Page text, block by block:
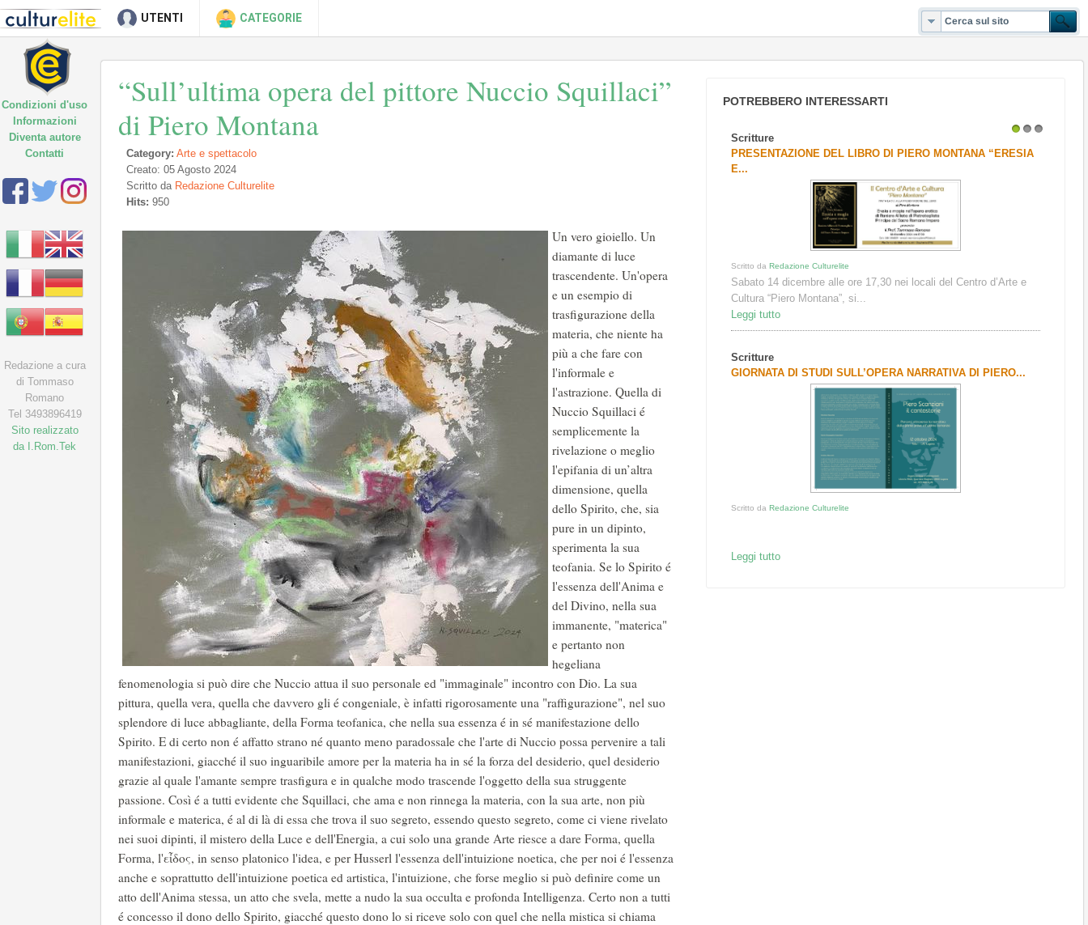
UTENTI CATEGORIE
“Sull’ultima opera del pittore Nuccio Squillaci”
di Piero Montana
Category: Arte e spettacolo
Creato: 05 Agosto 2024
Scritto da Redazione Culturelite
Hits: 950
Un vero gioiello. Un
diamante di luce
trascendente. Un'opera
e un esempio di
trasfigurazione della
materia, che niente ha
più a che fare con
l'informale e
l'astrazione. Quella di
Nuccio Squillaci é
semplicemente la
rivelazione o meglio
l'epifania di un’altra
dimensione, quella
dello Spirito, che, sia
pure in un dipinto,
sperimenta la sua
teofania. Se lo Spirito é
l'essenza dell'Anima e
del Divino, nella sua
immanente, "materica"
e pertanto non
hegeliana
fenomenologia si può dire che Nuccio attua il suo personale ed "immaginale" incontro con Dio. La sua
pittura, quella vera, quella che davvero gli é congeniale, è infatti rigorosamente una "raffigurazione", nel suo
splendore di luce abbagliante, della Forma teofanica, che nella sua essenza é in sé manifestazione dello
Spirito. E di certo non é affatto strano né quanto meno paradossale che l'arte di Nuccio possa pervenire a tali
manifestazioni, giacché il suo inguaribile amore per la materia ha in sé la forza del desiderio, quel desiderio
grazie al quale l'amante sempre trasfigura e in qualche modo trascende l'oggetto della sua struggente
passione. Così é a tutti evidente che Squillaci, che ama e non rinnega la materia, con la sua arte, non più
informale e materica, é al di là di essa che trova il suo segreto, essendo questo segreto, come ci viene rivelato
nei suoi dipinti, il mistero della Luce e dell'Energia, a cui solo una grande Arte riesce a dare Forma, quella
Forma, l'εἶδος, in senso platonico l'idea, e per Husserl l'essenza dell'intuizione noetica, che per noi é l'essenza
anche e soprattutto dell'intuizione poetica ed artistica, l'intuizione, che forse meglio si può definire come un
atto dell'Anima stessa, un atto che svela, mette a nudo la sua occulta e profonda Intelligenza. Certo non a tutti
é concesso il dono dello Spirito, giacché questo dono lo si riceve solo con quel che nella mistica si chiama
POTREBBERO INTERESSARTI
Scritture
PRESENTAZIONE DEL LIBRO DI PIERO MONTANA “ERESIA
E...
Scritto daRedazione Culturelite
Sabato 14 dicembre alle ore 17,30 nei locali del Centro d’Arte e
Cultura “Piero Montana”, si...
Leggi tutto
Scritture
GIORNATA DI STUDI SULL’OPERA NARRATIVA DI PIERO...
Scritto daRedazione Culturelite
Leggi tutto
Condizioni d'uso
Informazioni
Diventa autore
Contatti
Redazione a cura
di Tommaso
Romano
Tel 3493896419
Sito realizzato
da I.Rom.Tek